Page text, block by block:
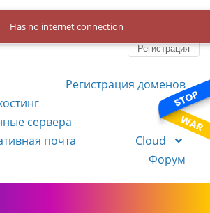
Регистрация
Регистрация доменов
VPS
сервера
почта
Cloud
Форум
Has no internet connection